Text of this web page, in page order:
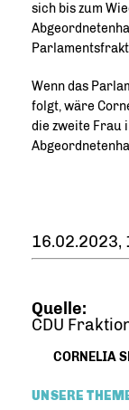
sich bis zum
Wenn das
folgt, wäre
die zweite Frau
16.02.2023,
Quelle:
CDU
CORNELIA
UNSERE